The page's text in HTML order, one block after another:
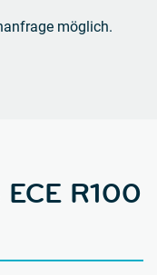
möglich.
R100